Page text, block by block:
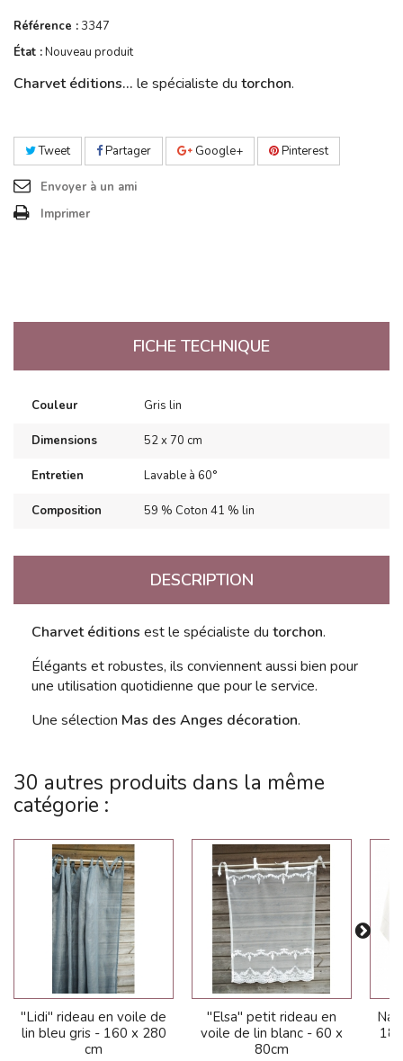
Référence :3347
État :Nouveau produit
Charvet éditions... le spécialiste du torchon.
Tweet Partager Google+ Pinterest
Envoyer à un ami
Imprimer
FICHE TECHNIQUE
Couleur Gris lin
Dimensions 52 x 70 cm
Entretien Lavable à 60°
Composition 59 % Coton 41 % lin
DESCRIPTION
Charvet éditions est le spécialiste du torchon.
Élégants et robustes, ils conviennent aussi bien pour
une utilisation quotidienne que pour le service.
Une sélection Mas des Anges décoration.
30 autres produits dans la même
catégorie :
"Lidi" rideau en voile de
lin bleu gris - 160 x 280
cm
"Elsa" petit rideau en
voile de lin blanc - 60 x
80cm